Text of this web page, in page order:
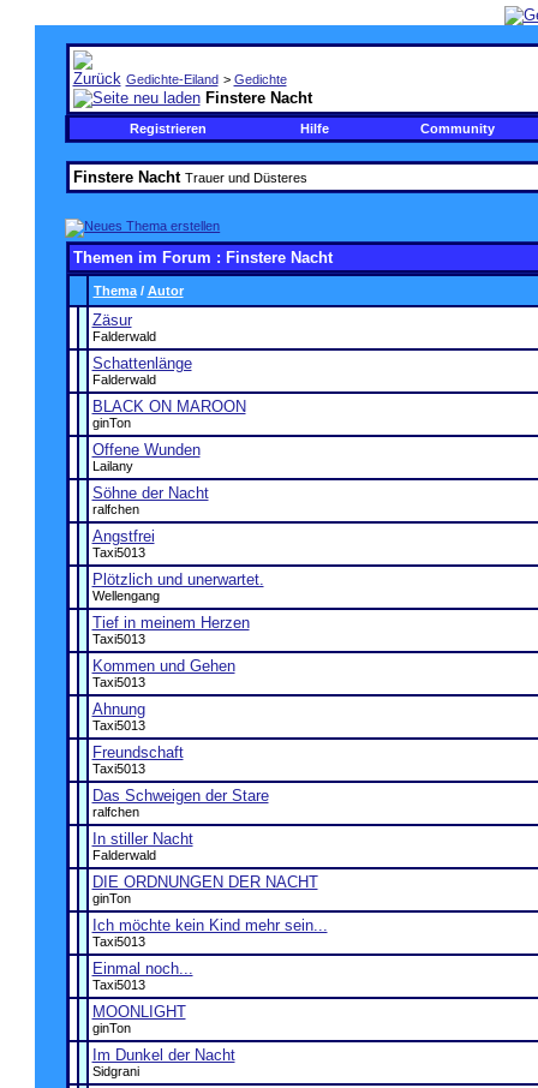
Gedichte-Eiland > Gedichte
Finstere Nacht
Registrieren Hilfe Community
Finstere Nacht Trauer und Düsteres
Themen im Forum : Finstere Nacht
Thema/ Autor
Zäsur
Falderwald
Schattenlänge
Falderwald
BLACK ON MAROON
ginTon
Offene Wunden
Lailany
Söhne der Nacht
ralfchen
Angstfrei
Taxi5013
Plötzlich und unerwartet.
Wellengang
Tief in meinem Herzen
Taxi5013
Kommen und Gehen
Taxi5013
Ahnung
Taxi5013
Freundschaft
Taxi5013
Das Schweigen der Stare
ralfchen
In stiller Nacht
Falderwald
DIE ORDNUNGEN DER NACHT
ginTon
Ich möchte kein Kind mehr sein...
Taxi5013
Einmal noch...
Taxi5013
MOONLIGHT
ginTon
Im Dunkel der Nacht
Sidgrani